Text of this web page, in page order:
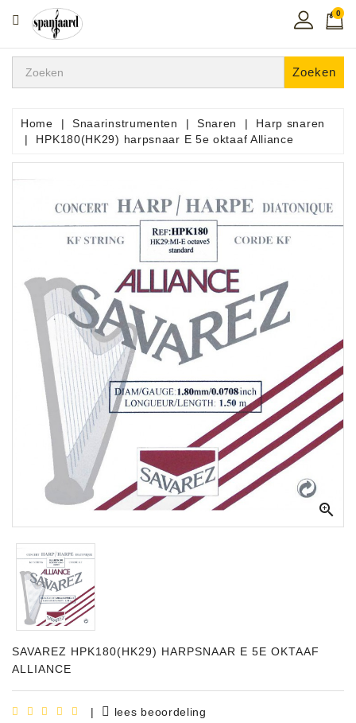
CATEGORIE
Home
In
De
Instrumenten
Snaarinstrumenten
Pro
Audio
Apparatuur
Opname
Apparatuur
Blaasinstrumenten
Slaginstrumenten
Microfoons
Versterking
Instrumenten
Celtic
Shop
Bladmuziek
0
Zoeken
Home Snaarinstrumenten Snaren
Harp snaren
HPK180(HK29) harpsnaar E 5e oktaaf Alliance

SAVAREZ HPK180(HK29) HARPSNAAR E 5E OKTAAF
ALLIANCE
| lees beoordeling